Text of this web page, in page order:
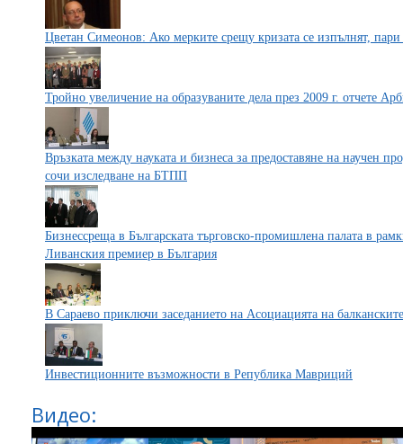
Цветан Симеонов: Ако мерките срещу кризата се изпълнят,
Тройно увеличение на образуваните дела през 2009 г. отчете
Връзката между науката и бизнеса за предоставяне на научен
сочи изследване на БТПП
Бизнессреща в Българската търговско-промишлена палата в
Ливанския премиер в България
В Сараево приключи заседанието на Асоциацията на
Инвестиционните възможности в Република Мавриций
Видео: